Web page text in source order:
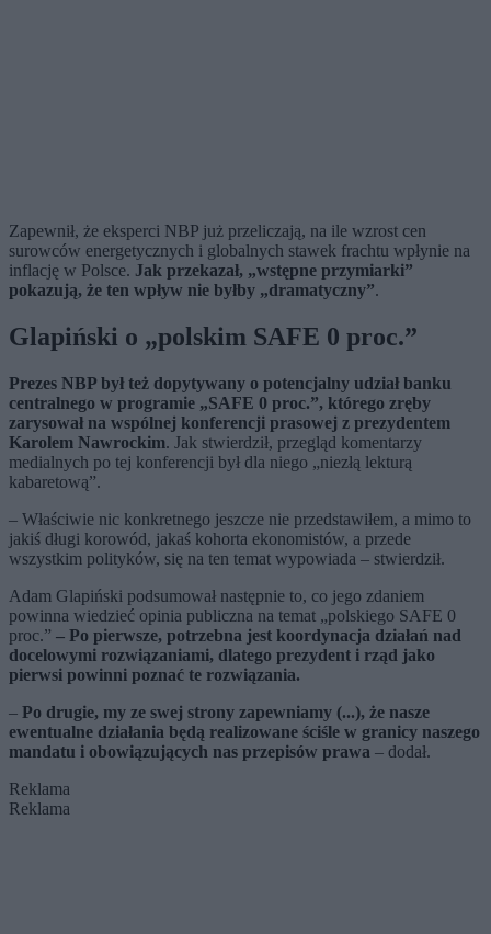
Zapewnił, że eksperci NBP już przeliczają, na ile wzrost cen
surowców energetycznych i globalnych stawek frachtu wpłynie na
inflację w Polsce. Jak przekazał, „wstępne przymiarki”
pokazują, że ten wpływ nie byłby „dramatyczny”.
Glapiński o „polskim SAFE 0 proc.”
Prezes NBP był też dopytywany o potencjalny udział banku
centralnego w programie „SAFE 0 proc.”, którego zręby
zarysował na wspólnej konferencji prasowej z prezydentem
Karolem Nawrockim. Jak stwierdził, przegląd komentarzy
medialnych po tej konferencji był dla niego „niezłą lekturą
kabaretową”.
– Właściwie nic konkretnego jeszcze nie przedstawiłem, a mimo to
jakiś długi korowód, jakaś kohorta ekonomistów, a przede
wszystkim polityków, się na ten temat wypowiada – stwierdził.
Adam Glapiński podsumował następnie to, co jego zdaniem
powinna wiedzieć opinia publiczna na temat „polskiego SAFE 0
proc.” – Po pierwsze, potrzebna jest koordynacja działań nad
docelowymi rozwiązaniami, dlatego prezydent i rząd jako
pierwsi powinni poznać te rozwiązania.
– Po drugie, my ze swej strony zapewniamy (...), że nasze
ewentualne działania będą realizowane ściśle w granicy naszego
mandatu i obowiązujących nas przepisów prawa – dodał.
Reklama
Reklama